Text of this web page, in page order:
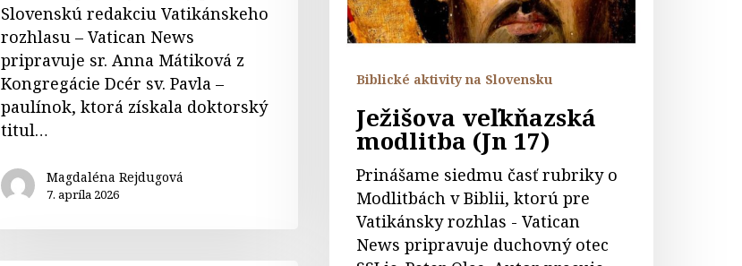
Slovenskú redakciu Vatikánskeho
rozhlasu – Vatican News
pripravuje sr. Anna Mátiková z
Kongregácie Dcér sv. Pavla –
paulínok, ktorá získala doktorský
titul…
Magdaléna Rejdugová
7. apríla 2026
Biblické aktivity na Slovensku
Ježišova veľkňazská
modlitba (Jn 17)
Prinášame siedmu časť rubriky o
Modlitbách v Biblii, ktorú pre
Vatikánsky rozhlas - Vatican
News pripravuje duchovný otec